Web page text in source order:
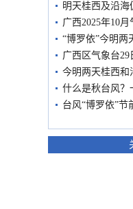
明天桂西及沿海
广西2025年10月
“博罗依”今明两
广西区气象台29
今明两天桂西和
什么是秋台风？
台风“博罗依”